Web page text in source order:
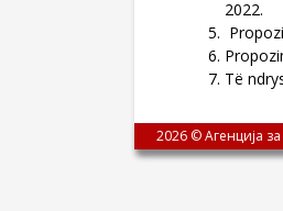
2022.
Të
2026 © Агенција